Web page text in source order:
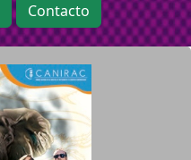
Contacto